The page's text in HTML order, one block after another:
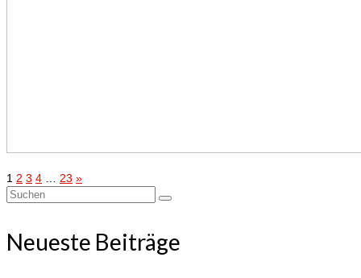
Seitennummerierung
Beiträge
1 2 3 4 … 23 »
Suchen
Neueste Beiträge